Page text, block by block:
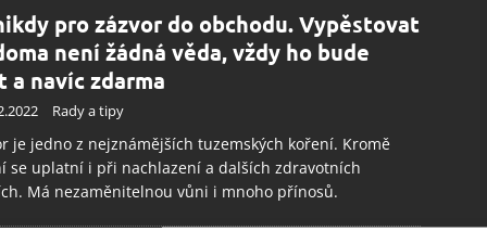
pro zázvor do obchodu. Vypěstovat
není žádná věda, vždy ho bude
a navíc zdarma
Rady a tipy
je jedno z nejznámějších tuzemských koření. Kromě
se uplatní i při nachlazení a dalších zdravotních
Má nezaměnitelnou vůni i mnoho přínosů.